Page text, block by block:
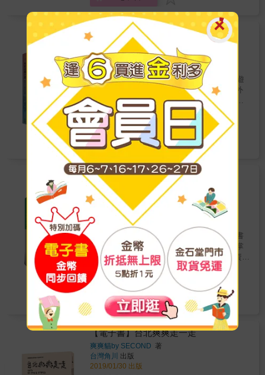
的書！&mdash;&mdash;徐正能｜雲豹自行車
品牌創辦人、台灣樂活自行車協會理事長 跨上
單車，穿梭在大台北實境博物館，了解當地的
人文、水文、地理、風土、典故；每週六還有
創辦人兼館長親自導覽，每條路線就是一個大
展場，沒有比這更愜意的了！
&mdash;&mdash;周昕顥｜數據分析新創公司
研發處長 這不是普通的單車書，甚至也不是普
通的鄉土教材；本書介紹的大台北是另一種層
次，一種搞懂這塊土地跟這個時代的連結的寫
作。讓我們從時代的軌跡理解當下的現實。充
滿了醍醐灌頂的感覺。&mdash;&mdash;高嘉
鴻｜彩光療者 用騎乘認識城市的感覺很棒，並
且一舉數得，不光只是騎乘而已。 騎乘自己精
心規畫的路線，更是搖滾。規畫單車騎乘路
線，其實是件吃力不討好的事，謝謝老貓這種
「享受自己的光，並分享給別人的人」。
&mdash;&mdash;郭小詩｜單車愛好者 原來在
台北騎車可以到海邊到山上看古蹟訪歷史，我
會帶著這本書，按圖索驥，單車探訪大台北。
&mdash;&mdash;野島剛｜資深媒體人、作家
老貓教人出版時字字珠璣，教人騎車時也是。
&mdash;&mdash;張正｜燦爛時光東南亞主題
書店負責人、師大地理所 用單車旅行，去挖掘
不同歷史文化層面的台北山水城，讓人從不同
的角度漫遊城市。&mdash;&mdash;謝亞南
YANA｜運動旅遊規劃師 這本書讓人有探騎、
知騎、行騎、馳騎、樂騎的魅力。
&mdash;&mdash;華國玉｜聯合線上融媒體事
業部副總監 &
看到台灣最完整保存的日本時代神社 台灣最早
的蓬萊米田就在陽明山上 桃園的埤塘和水圳竟
能串連成優美的悠遊路線 關西和鹹菜有什麼關
係 過去苑裡的女性地位較高，為何關鍵是「藺
草」 亞洲第一口油井，竟然在苗栗 還有更多有
趣的景點與知識 ──那些地方原來這麼有意思！
& 本書特色 & ○ 由葉言都老師帶路，體驗豐富
的人文知性之旅。 ○ 著重介紹較少人知道且別
具特色的地方，略過大眾已熟知的熱門去處。
○ 每條路線都是作者多次親自走訪之後寫成，
收錄最精華的旅遊景點。 ○ 插畫家郭正宏手繪
60幅地景插畫，當地風貌躍然紙上。 ○ 考量交
通、氣候、地形等因素，給予貼心的旅遊建
議。 &
用走路認識一個地方，走過的路就成為自己
的； 從日本四國到台灣基隆，以步伐安頓身心
的人生體悟。 ◆初訪基隆的must walk！5公里
輕散策，7+2條在地推薦路線， 悠緩走進基隆
有山有海的美好日常～ 「不只是剛好住在這裡
而已， 還要好好地享受在這裡生活。現在的我
是這樣想的。」 ──「基隆要塞司令官邸」前住
民對基隆的告白 位於台灣頭的基隆，有山的守
護、海的滋養，也有多元歷史留下的獨特文
化，地處邊緣卻自成一格。 基隆人小歐，自幼
生長於面海的一棟日式老建築中，一切只覺理
所當然，不以為意；長大搬離後，才益發意識
到這棟「基隆要塞司令官邸」的非比尋常。原
本她和不少基隆人一樣，有著「很會去台北」
的「邊緣症候群」；直到經歷開啟她人生新章
的「四國遍路」後，小歐才踏出與故鄉重新連
結的第一步。 透過走路，她和基隆共享時間，
一步步內化這塊生活版圖的風土，也因此發
現：基隆原本就很適合散步──山海之間，有許
多約五公里、九十分鐘內可走訪的美好風景組
合與變化！ 當小歐和故鄉的關係逐漸從疏離走
向親密，奇幻的事同時發生了：已經老壞的舊
家「基隆要塞司令官邸」，居然得以重生，再
現基隆！她因此深感這塊土地上人與物的無限
可能。如今，小歐非常享受基隆源源不絕的
「好玩」，並寫成本書，與你分享她的舊家記
憶與漫步路線，以及在地生活「剛剛好」的幸
福。 ✽作為一個基隆有名房子的前住民，及一
個喜歡在基隆到處散步的人來說， 我經常被問
到在那棟房子裡生活的往事，還有基隆哪裡好
玩， 我想不如就寫一本書，分享從小到大在基
隆這座城市裡直觀的生活感受。 ✽那棟房子在
我們搬走之後，漸漸地老了， 我有空時會去看
看那棟房子，坐在一旁坡道的樓梯邊陪它一會
兒。&hellip;&hellip; 誰曉得呢，幾年後，房子
Readmoo
【電子書】大台北親子遊
可大王著
創意市集 出版
2020/12/31 出版
玩的和別人不一樣！大人小孩都說讚的50條遊
樂路線馬上出發！ & ●從台北開始，一路向外
拓展，東北角、北海岸、淡水、八里、三峽、
新店、烏來、金山、萬里&hellip;一定要帶小孩
去玩的高CP值景點完整收錄！ ●藝術森林、文
創園區、科學世界、親子公園、共融遊戲場、
探索樂園、自然步道、玩水秘境、角色扮演、
DIY體驗&hellip;保證玩瘋超豐富主題應有盡
有！ ●旅遊資訊、最佳路線、交通指南，
QRCODE、google map全掌握，貼心爸媽出遊
更輕鬆！ & 大台北親子玩樂地圖攻略，美好休
日跟著玩就對了！ ●意想不到的好玩！ 圓山綠
洲森林、萬華共融遊戲場、天母棒球樂園、中
和超長滾輪滑梯、大台北最強親子公園、汐止
玩水祕境、新店仙氣美景、烏來絕美瀑布步
道、北海岸最美亮點&hellip;必玩好點全蒐羅！
& ●完美行程這樣排！ 看恐龍逛金庫，浮誇博
物館大集合；森林、親水、濕地各系親子公園
玩整天；櫻花林、末日祕境、探訪動物冒險
去；親子探索館、海景步道，極北玩水趣；火
龍岩、魔鬼洗衣板，發掘豐富的海洋生態
&hellip;大手牽小手一日、半日遊！ & ●趣味體
驗大發現！ 最夯的小孩角色扮演、DIY手作，
化身迷你版列車長、小小郵差送信去、來場戲
偶掌中戲、虛擬銀行學理財、天文館宇宙探
險；製作龍捲風、發射寶特瓶火箭，超寓教於
樂！ & 番外篇：基隆、宜蘭大自然景點超推
薦！ 海科館、忘憂谷、海豹岩、忍者村、可愛
特價 252 元
電子書
Readmoo
【電子書】GOOD EYE台北挑剔指南
【全新改版】（中英雙語）
郭佩怜等
著
時報文化出版
2020/03/10 出版
暢銷萬本、再刷不斷的台北中英文風格旅遊書
《GOOD EYE 台北挑剔指南》 全新改版，掌
握台北最新資訊 300家優質好店 5大類旅遊資訊
WebApp搭配旅行 12條旅遊路線 1趟無可取代
的回憶 帶你和你的外國朋友，重新認識台北這
座混亂、有趣、創意與靈感迸發的城市！ 『 認
識 台 北，絕 對 要 挑 剔。 』 誠意嚴選300家
好店＋年度活動
藝術與文化、 設計與生活風格、食材與料理、
音樂與酒精、住宿與放鬆 推薦12條新舊融合的
散步路線
特價 294 元
電子書
【電子書】台北爽爽走一走
爽爽貓by SECOND 著
台灣角川
出版
2019/01/30 出版